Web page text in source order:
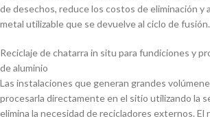
de desechos, reduce los costos de eliminación y
metal utilizable que se devuelve al ciclo de fusión.
Reciclaje de chatarra in situ para fundiciones y
de aluminio
Las instalaciones que generan grandes
procesarla directamente en el sitio utilizando la
elimina la necesidad de recicladores externos. El